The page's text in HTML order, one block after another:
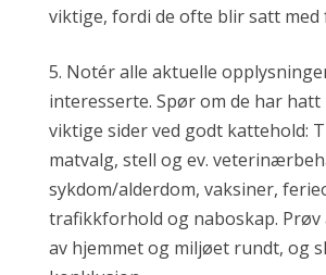
viktige, fordi de ofte blir satt med
5. Notér alle aktuelle
interesserte. Spør om de har
viktige sider ved godt kattehold:
matvalg, stell og ev.
sykdom/alderdom, vaksiner,
trafikkforhold og naboskap.
av hjemmet og miljøet rundt, og